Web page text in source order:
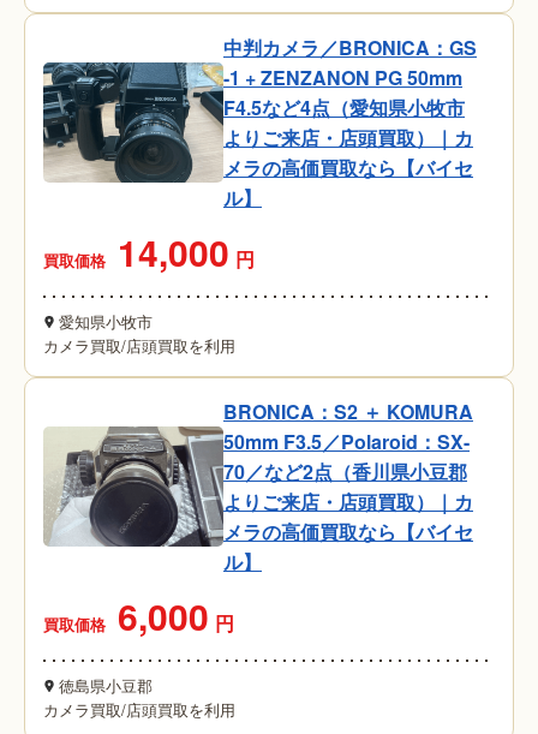
中判カメラ／BRONICA：GS
-1 + ZENZANON PG 50mm
F4.5など4点（愛知県小牧市
よりご来店・店頭買取）｜カ
メラの高価買取なら【バイセ
ル】
買取価格 14,000 円
愛知県小牧市
カメラ買取/店頭買取を利用
BRONICA：S2 ＋ KOMURA
50mm F3.5／Polaroid：SX-
70／など2点（香川県小豆郡
よりご来店・店頭買取）｜カ
メラの高価買取なら【バイセ
ル】
買取価格 6,000 円
徳島県小豆郡
カメラ買取/店頭買取を利用